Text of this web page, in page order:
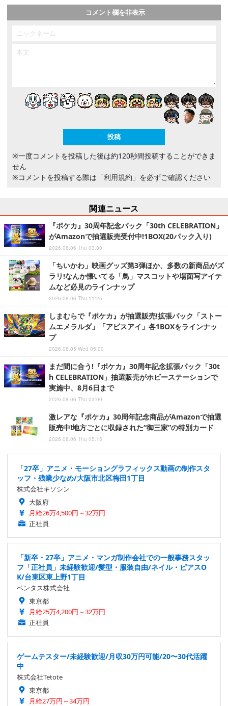
コメント欄を非表示
※一度コメントを投稿した後は約120秒間投稿することができま
せん
※コメントを投稿する際は 「利用規約」 を必ずご確認ください
関連ニュース
『ポケカ』30周年記念パック「30th CELEBRATION」
がAmazonで抽選販売受付中!1BOX(20パック入り)
2026.08.06 Thu 03:30
「ちいかわ」映画グッズ第3弾ほか、多数の新商品がズ
ラリ!なんか懐いてる「鳥」マスコットや場面写アイテ
ムなど必見のラインナップ
2026.08.06 Thu 11:25
しまむらで『ポケカ』が抽選販売!拡張パック「ストー
ムエメラルダ」「アビスアイ」各1BOXをラインナッ
プ
2026.08.05 Wed 05:00
まだ間に合う!『ポケカ』30周年記念拡張パック「30t
h CELEBRATION」抽選販売がホビーステーションで
実施中、8月6日まで
2026.08.06 Thu 03:00
激レアな『ポケカ』30周年記念商品がAmazonで抽選
販売中!地方ごとに収録された“御三家”の特別カード
2026.08.06 Thu 05:15
「27卒」アニメ・モーショングラフィックス動画の制作スタ
ッフ・残業少なめ/大阪市北区梅田1丁目
株式会社キソシン
大阪府
月給26万4,500円～32万円
正社員
「新卒・27卒」アニメ・マンガ制作会社での一般事務スタッ
フ「正社員」未経験歓迎/髪型・服装自由/ネイル・ピアスO
K/台東区東上野1丁目
ベンタス株式会社
東京都
月給25万4,200円～32万円
正社員
ゲームテスター/未経験歓迎/月収30万円可能/20〜30代活躍
中
株式会社Tetote
東京都
月給27万円～34万円